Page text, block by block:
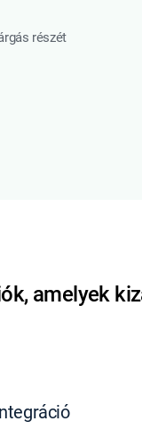
részét
amelyek